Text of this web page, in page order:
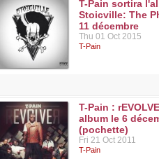
T-Pain sortira
Stoicville: The
11 décembre
Thu 01 Oct 2015
T-Pain
T-Pain :
album le 6
(pochette)
Fri 21 Oct 2011
T-Pain